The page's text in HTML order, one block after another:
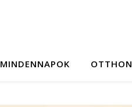
MINDENNAPOK OTTHON